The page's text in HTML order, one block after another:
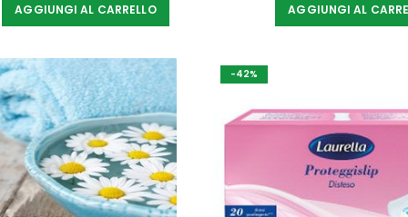
AGGIUNGI AL CARRELLO AGGIUNGI AL
-42%